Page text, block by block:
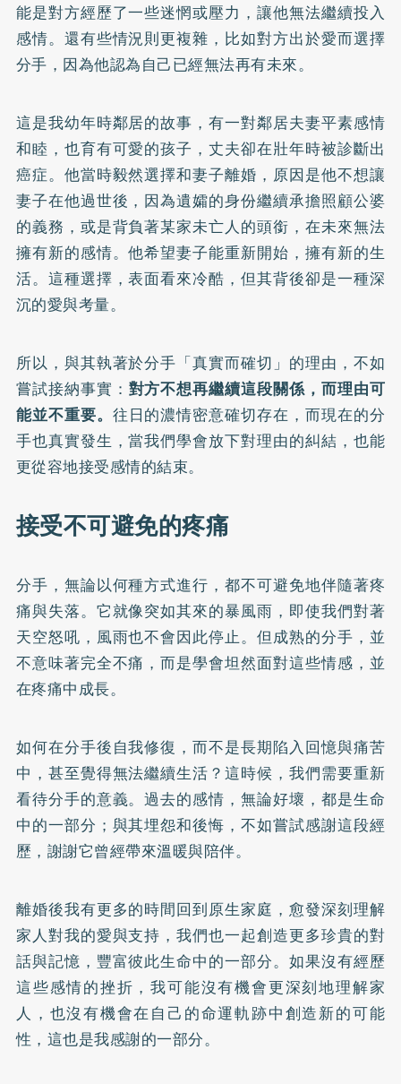
能是對方經歷了一些迷惘或壓力，讓他無法繼續投入
感情。還有些情況則更複雜，比如對方出於愛而選擇
分手，因為他認為自己已經無法再有未來。
這是我幼年時鄰居的故事，有一對鄰居夫妻平素感情
和睦，也育有可愛的孩子，丈夫卻在壯年時被診斷出
癌症。他當時毅然選擇和妻子離婚，原因是他不想讓
妻子在他過世後，因為遺孀的身份繼續承擔照顧公婆
的義務，或是背負著某家未亡人的頭銜，在未來無法
擁有新的感情。他希望妻子能重新開始，擁有新的生
活。這種選擇，表面看來冷酷，但其背後卻是一種深
沉的愛與考量。
所以，與其執著於分手「真實而確切」的理由，不如
嘗試接納事實： 對方不想再繼續這段關係，而理由可
能並不重要。 往日的濃情密意確切存在，而現在的分
手也真實發生，當我們學會放下對理由的糾結，也能
更從容地接受感情的結束。
接受不可避免的疼痛
分手，無論以何種方式進行，都不可避免地伴隨著疼
痛與失落。它就像突如其來的暴風雨，即使我們對著
天空怒吼，風雨也不會因此停止。但成熟的分手，並
不意味著完全不痛，而是學會坦然面對這些情感，並
在疼痛中成長。
如何在分手後自我修復，而不是長期陷入回憶與痛苦
中，甚至覺得無法繼續生活？這時候，我們需要重新
看待分手的意義。過去的感情，無論好壞，都是生命
中的一部分；與其埋怨和後悔，不如嘗試感謝這段經
歷，謝謝它曾經帶來溫暖與陪伴。
離婚後我有更多的時間回到原生家庭，愈發深刻理解
家人對我的愛與支持，我們也一起創造更多珍貴的對
話與記憶，豐富彼此生命中的一部分。如果沒有經歷
這些感情的挫折，我可能沒有機會更深刻地理解家
人，也沒有機會在自己的命運軌跡中創造新的可能
性，這也是我感謝的一部分。